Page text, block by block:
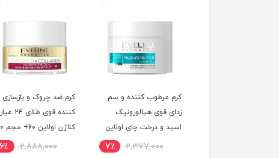
کرم مرطوب کننده و سم
زدای قوی هیالورونیک
اسید و درخت چای اولاین
2,377,000 7٪
کرم ضد چروک و بازسازی
کننده قوی
میلی لیتر2,888,000 6٪